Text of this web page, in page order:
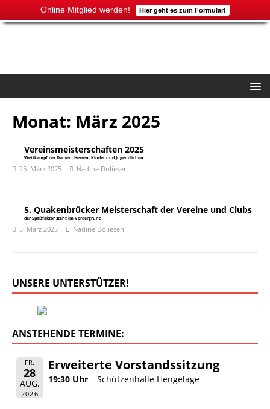
Online Mitglied werden! Hier geht es zum Formular!
Monat: März 2025
Vereinsmeisterschaften 2025
Wettkampf der Damen, Herren, Kinder und Jugendlichen
25. März 2025 Nadine Doliesen
5. Quakenbrücker Meisterschaft der Vereine und Clubs
der Spaßfaktor steht im Vordergrund
5. März 2025 Nadine Doliesen
UNSERE UNTERSTÜTZER!
ANSTEHENDE TERMINE:
FR.
28
AUG.
2026
Erweiterte Vorstandssitzung
19:30 Uhr Schützenhalle Hengelage